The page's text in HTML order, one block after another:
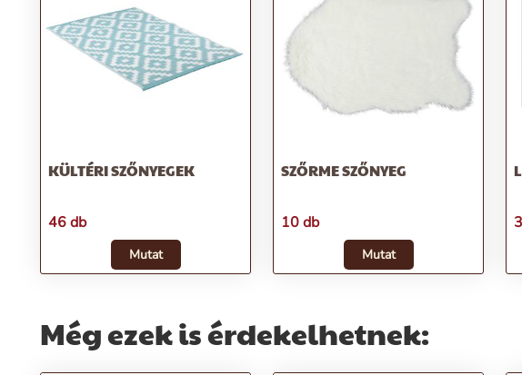
KÜLTÉRI SZŐNYEGEK
46 db
Mutat
SZŐRME SZŐNYEG
10 db
Mutat
Még ezek is érdekelhetnek: